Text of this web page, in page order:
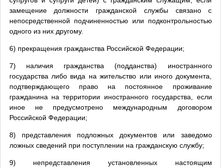
замещение должности гражданской службы связано с
непосредственной подчиненностью или подконтрольностью
одного из них другому.
6) прекращения гражданства Российской Федерации;
7) наличия гражданства (подданства) иностранного
государства либо вида на жительство или иного документа,
подтверждающего право на постоянное проживание
гражданина на территории иностранного государства, если
иное не предусмотрено международным договором
Российской Федерации;
8) представления подложных документов или заведомо
ложных сведений при поступлении на гражданскую службу;
9) непредставления установленных настоящим